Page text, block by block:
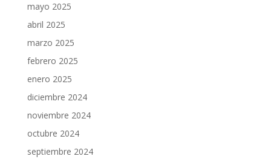
mayo 2025
abril 2025
marzo 2025
febrero 2025
enero 2025
diciembre 2024
noviembre 2024
octubre 2024
septiembre 2024